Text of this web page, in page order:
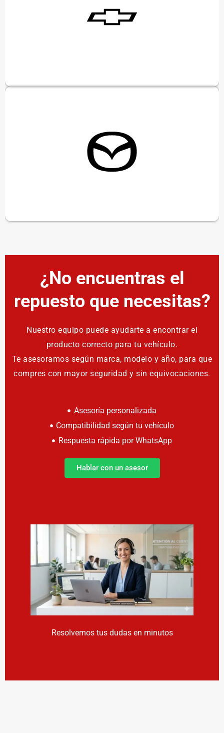
¿No encuentras el
repuesto que necesitas?
Nuestro equipo puede ayudarte a encontrar el
producto correcto para tu vehículo.
Te asesoramos según marca, modelo y año, para que
compres con mayor seguridad y sin equivocaciones.
Asesoría personalizada
Compatibilidad según tu vehículo
Respuesta rápida por WhatsApp
Hablar con un asesor
Resolvemos tus dudas en minutos